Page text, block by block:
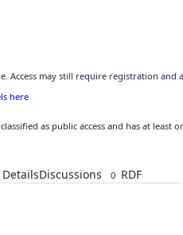
Access may still require registration
here
as public access and has at
DetailsDiscussions 0 RDF